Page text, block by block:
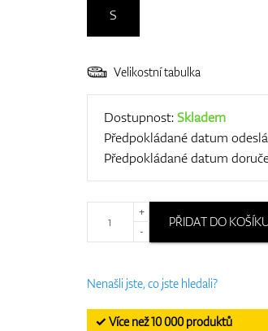
S
Velikostní tabulka
Dostupnost:Skladem
Předpokládané datum
Předpokládané datum
+
-
PŘIDAT DO
Nenašli jste, co jste hledali?
✓ Více než 10 000 produktů